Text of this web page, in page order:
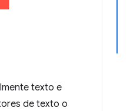
texto e
de texto o